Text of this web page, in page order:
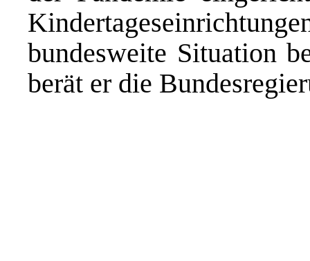
bundesweite Situation
berät er die